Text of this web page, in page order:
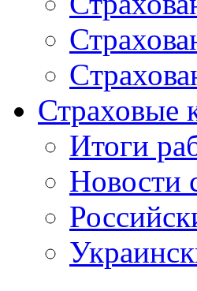
Страховые
Итоги
Новости